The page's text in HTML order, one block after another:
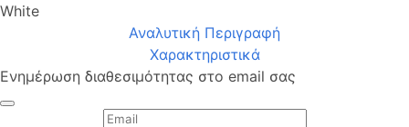
White
Αναλυτική Περιγραφή
Χαρακτηριστικά
Ενημέρωση διαθεσιμότητας στο email σας